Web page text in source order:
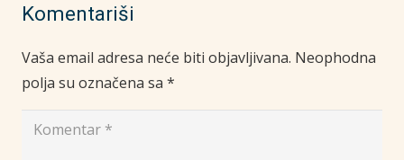
Komentariši
Vaša email adresa neće biti objavljivana. Neophodna
polja su označena sa *